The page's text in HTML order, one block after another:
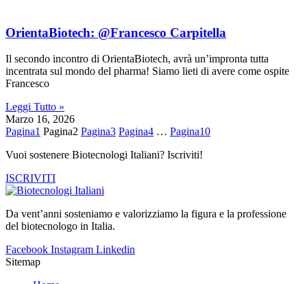
OrientaBiotech: @Francesco Carpitella
Il secondo incontro di OrientaBiotech, avrà un’impronta tutta
incentrata sul mondo del pharma! Siamo lieti di avere come ospite
Francesco
Leggi Tutto »
Marzo 16, 2026
Pagina1 Pagina2 Pagina3 Pagina4 … Pagina10
Vuoi sostenere Biotecnologi Italiani? Iscriviti!
ISCRIVITI
Da vent’anni sosteniamo e valorizziamo la figura e la professione
del biotecnologo in Italia.
Facebook Instagram Linkedin
Sitemap